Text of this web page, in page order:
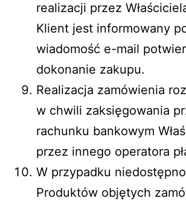
realizacji przez
Klient jest informowany
wiadomość e-mail
dokonanie zakupu.
Realizacja zamówienia
w chwili zaksięgowania
rachunku bankowym
przez innego operatora
W przypadku
Produktów objętych